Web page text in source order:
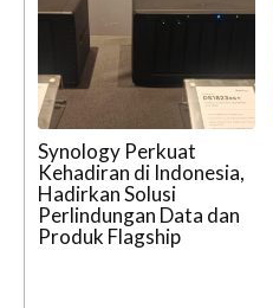
Synology Perkuat
Kehadiran di Indonesia,
Hadirkan Solusi
Perlindungan Data dan
Produk Flagship